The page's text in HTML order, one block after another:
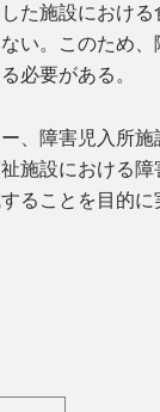
た施設におけ
い。このため
必要がある。
、障害児入所
施設における
ることを目的に